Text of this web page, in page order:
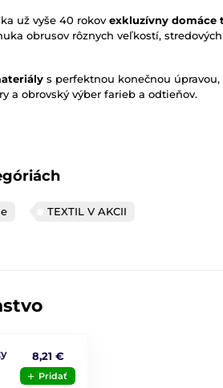
už vyše 40 rokov exkluzívny domáce
obrusov rôznych veľkostí, stredových
s perfektnou konečnou úpravou,
a obrovský výber farieb a odtieňov.
TEXTIL V AKCII
8,21 €
Pridať